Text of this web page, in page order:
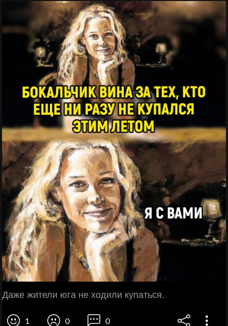
Даже жители юга не ходили купаться.
1 0 0